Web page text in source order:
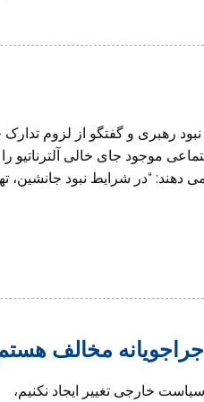
رهبری و گفتگو از لزوم
موجود جای خالی آلترناتیو
دهند: “در شرایط نبود جانشین،
مخالف
خارجی تغییر ایجاد نکنیم،